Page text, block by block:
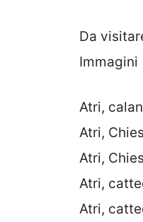
Da
Immagini
Atri,
Atri,
Atri,
Atri,
Atri,